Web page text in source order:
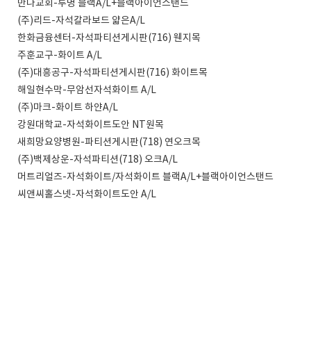
만나교회-투명 블랙A/L+블랙아이언스탠드
(주)리드-자석칼라보드 얇은A/L
한화금융센터-자석파티션게시판(716) 웬지목
주훈교구-화이트 A/L
(주)대흥공구-자석파티션게시판(716) 화이트목
해일현수막-무암선자석화이트 A/L
(주)마크-화이트 하얀A/L
강원대학교-자석화이트도안 NT원목
새희망요양병원-파티션게시판(718) 연오크목
(주)백제상운-자석파티션(718) 오크A/L
머트리얼즈-자석화이트/자석화이트 블랙A/L+블랙아이언스탠드
씨앤씨홀스넷-자석화이트도안 A/L